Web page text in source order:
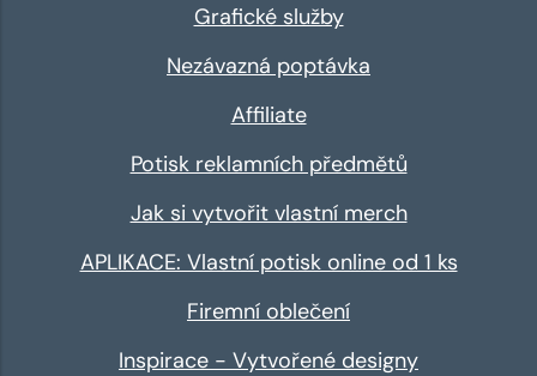
Grafické služby
Nezávazná poptávka
Affiliate
Potisk reklamních předmětů
Jak si vytvořit vlastní merch
APLIKACE: Vlastní potisk online od 1 ks
Firemní oblečení
Inspirace - Vytvořené designy